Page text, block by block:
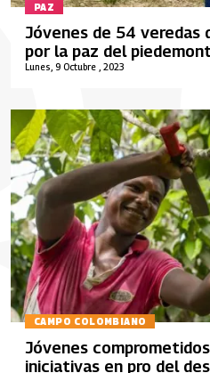
PAZ
Lunes, 9 Octubre , 2023
Jóvenes de 54 veredas
por la paz del
CAMPO COLOMBIANO
Jóvenes
iniciativas en pro del